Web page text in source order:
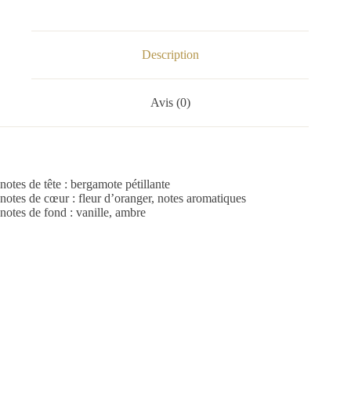
Description
Avis (0)
notes de tête : bergamote pétillante
notes de cœur : fleur d’oranger, notes aromatiques
notes de fond : vanille, ambre